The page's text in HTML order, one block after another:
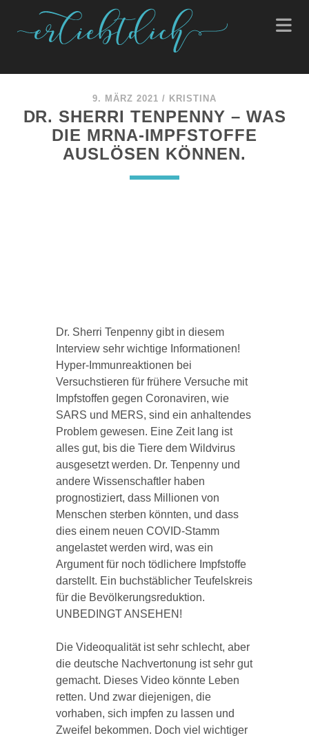
9. MÄRZ 2021 / KRISTINA
DR. SHERRI TENPENNY – WAS
DIE MRNA-IMPFSTOFFE
AUSLÖSEN KÖNNEN.
Dr. Sherri Tenpenny gibt in diesem
Interview sehr wichtige Informationen!
Hyper-Immunreaktionen bei
Versuchstieren für frühere Versuche mit
Impfstoffen gegen Coronaviren, wie
SARS und MERS, sind ein anhaltendes
Problem gewesen. Eine Zeit lang ist
alles gut, bis die Tiere dem Wildvirus
ausgesetzt werden. Dr. Tenpenny und
andere Wissenschaftler haben
prognostiziert, dass Millionen von
Menschen sterben könnten, und dass
dies einem neuen COVID-Stamm
angelastet werden wird, was ein
Argument für noch tödlichere Impfstoffe
darstellt. Ein buchstäblicher Teufelskreis
für die Bevölkerungsreduktion.
UNBEDINGT ANSEHEN!
Die Videoqualität ist sehr schlecht, aber
die deutsche Nachvertonung ist sehr gut
gemacht. Dieses Video könnte Leben
retten. Und zwar diejenigen, die
vorhaben, sich impfen zu lassen und
Zweifel bekommen. Doch viel wichtiger